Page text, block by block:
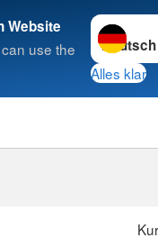
Website
use the
Sprache
Alles klar
Suche